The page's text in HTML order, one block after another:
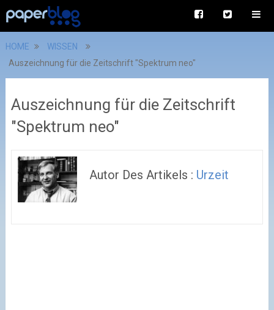
HOME
WISSEN
Auszeichnung für die Zeitschrift "Spektrum neo"
Auszeichnung für die Zeitschrift
"Spektrum neo"
Autor Des Artikels : Urzeit